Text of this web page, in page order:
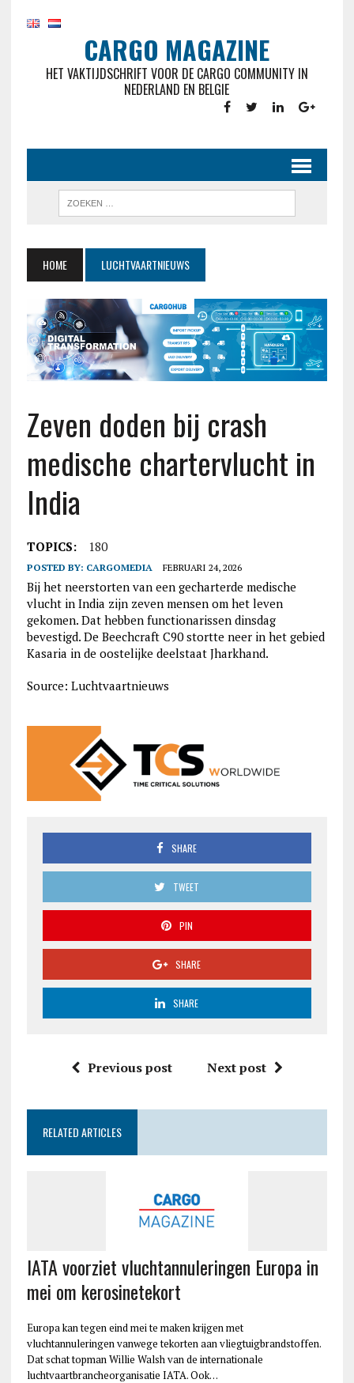
CARGO MAGAZINE
HET VAKTIJDSCHRIFT VOOR DE CARGO COMMUNITY IN
NEDERLAND EN BELGIE
HOME LUCHTVAARTNIEUWS
Zeven doden bij crash
medische chartervlucht in
India
TOPICS: 180
POSTED BY: CARGOMEDIA FEBRUARI 24, 2026
Bij het neerstorten van een gecharterde medische
vlucht in India zijn zeven mensen om het leven
gekomen. Dat hebben functionarissen dinsdag
bevestigd. De Beechcraft C90 stortte neer in het gebied
Kasaria in de oostelijke deelstaat Jharkhand.
Source: Luchtvaartnieuws
SHARE
TWEET
PIN
SHARE
SHARE
Previous post Next post
RELATED ARTICLES
IATA voorziet vluchtannuleringen Europa in
mei om kerosinetekort
Europa kan tegen eind mei te maken krijgen met
vluchtannuleringen vanwege tekorten aan vliegtuigbrandstoffen.
Dat schat topman Willie Walsh van de internationale
luchtvaartbrancheorganisatie IATA. Ook…